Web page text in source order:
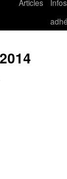
Articles
Infos